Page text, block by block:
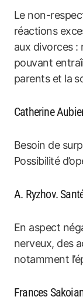
Le non-
réactions
aux divorces :
pouvant
parents et la
Catherine
Besoin de
Possibilité
A. Ryzhov.
En aspect
nerveux, des
notamment
Frances